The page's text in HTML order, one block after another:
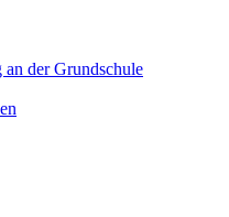
der Grundschule